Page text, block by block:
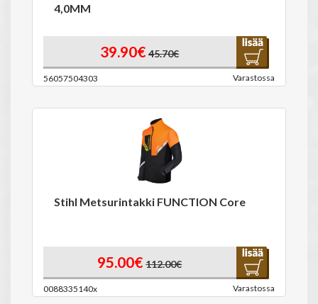
4,0MM
39.90€ 45.70€
56057504303 Varastossa
Stihl Metsurintakki FUNCTION Core
95.00€ 112.00€
0088335140x Varastossa